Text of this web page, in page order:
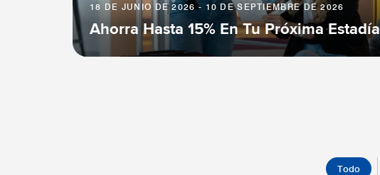
18 DE JUNIO DE 2026 - 10 DE SEPTIEMBRE DE 2026
Ahorra Hasta 15% En Tu Próxima Estadía
Todo